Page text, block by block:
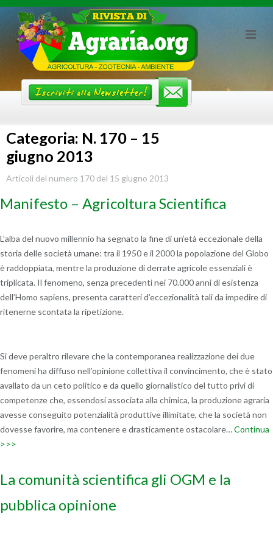
Skip
content
Categoria: N. 170 – 15
giugno 2013
Articoli del numero 170 del 15 giugno 2013
Manifesto – Agricoltura Scientifica
L’alba del nuovo millennio ha segnato la fine di un’età eccezionale della
storia delle società umane: tra il 1950 e il 2000 la popolazione del Globo
è raddoppiata, mentre la produzione di derrate agricole essenziali è
triplicata. Il fenomeno, senza precedenti nei 70.000 anni di esistenza
dell’Homo sapiens, presenta caratteri d’eccezionalità tali da impedire di
ritenerne scontata la ripetizione.
Si deve peraltro rilevare che la contemporanea realizzazione dei due
fenomeni ha diffuso nell’opinione collettiva il convincimento, che è stato
avallato da un ceto politico e da quello giornalistico del tutto privi di
competenze che, essendosi associata alla chimica, la produzione agraria
avesse conseguito potenzialità produttive illimitate, che la società non
dovesse favorire, ma contenere e drasticamente ostacolare…Continua
>>>
La comunità scientifica gli OGM e la
pubblica opinione